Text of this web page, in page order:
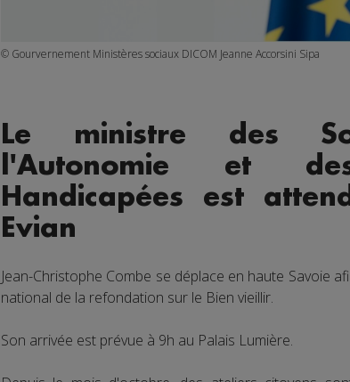
© Gourvernement Ministères sociaux DICOM Jeanne Accorsini Sipa
Le ministre des
l'Autonomie et
Handicapées est
Evian
Jean-Christophe Combe se déplace en haute Savoie
national de la refondation sur le Bien vieillir.
Son arrivée est prévue à 9h au Palais Lumière.